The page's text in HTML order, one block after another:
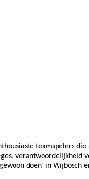
teamspelers
verantwoordelijkheid
doen’ in Wijbosch